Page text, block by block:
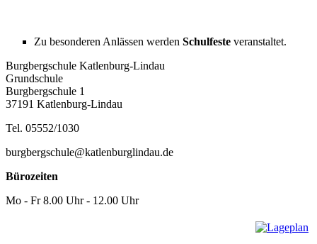
Zu besonderen Anlässen werden Schulfeste veranstaltet.
Burgbergschule Katlenburg-Lindau
Grundschule
Burgbergschule 1
37191 Katlenburg-Lindau
Tel. 05552/1030
burgbergschule@katlenburglindau.de
Bürozeiten
Mo - Fr 8.00 Uhr - 12.00 Uhr